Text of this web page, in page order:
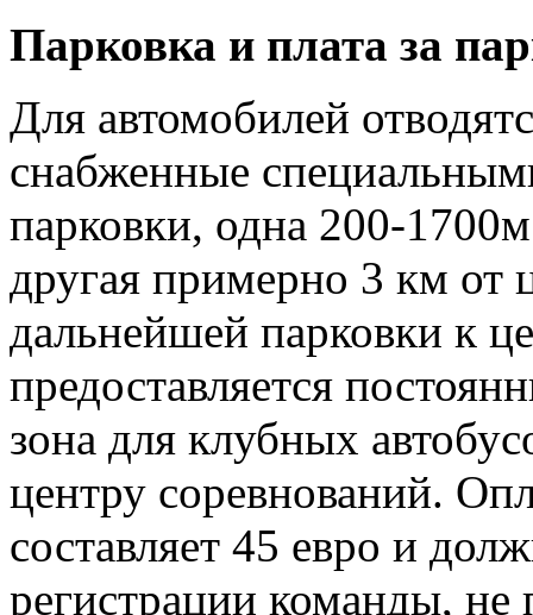
Парковка и плата за
Для автомобилей
снабженные
парковки, одна 200-
другая примерно 3 км от
дальнейшей парковки к
предоставляется
зона для клубных
центру соревнований.
составляет 45 евро и
регистрации команды, не